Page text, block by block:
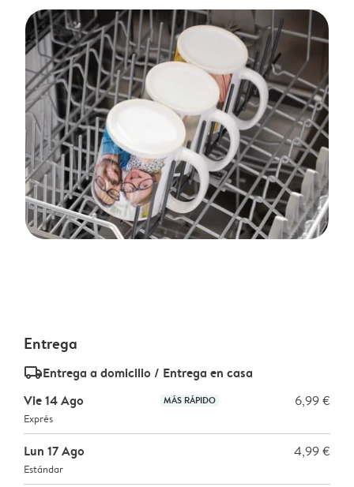
Entrega
delivery_standard_v2Entrega a domicilio / Entrega en casa
Vie 14 Ago
MÁS RÁPIDO 6,99 €
Exprés
Lun 17 Ago 4,99 €
Estándar